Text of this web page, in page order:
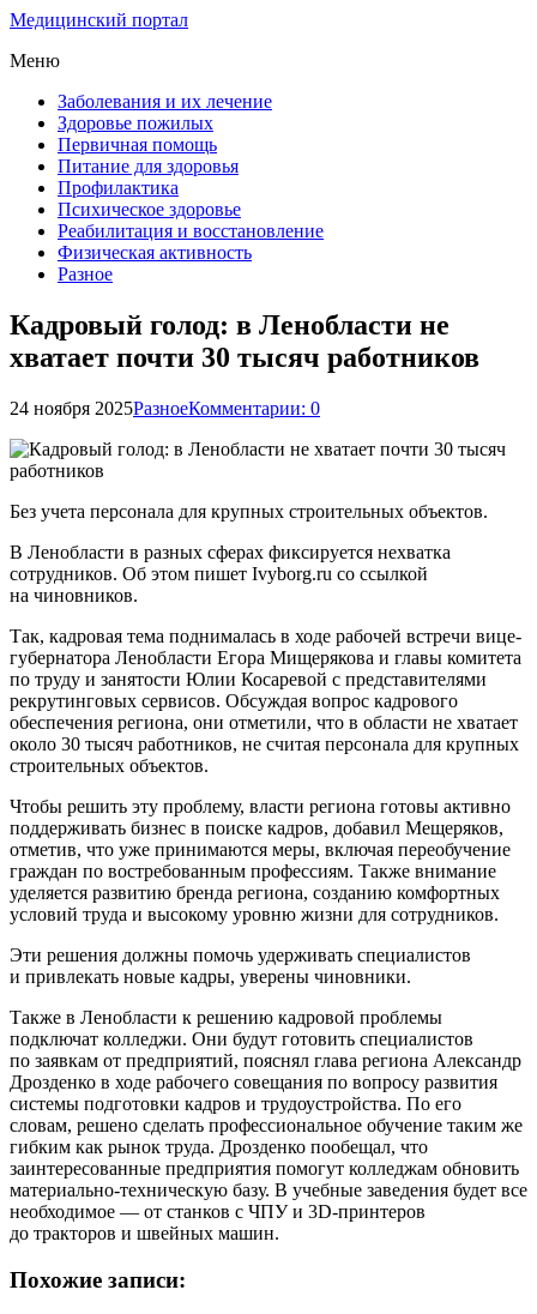
Медицинский портал
Меню
Заболевания и их лечение
Здоровье пожилых
Первичная помощь
Питание для здоровья
Профилактика
Психическое здоровье
Реабилитация и восстановление
Физическая активность
Разное
Кадровый голод: в Ленобласти не
хватает почти 30 тысяч работников
24 ноября 2025РазноеКомментарии: 0
Без учета персонала для крупных строительных объектов.
В Ленобласти в разных сферах фиксируется нехватка
сотрудников. Об этом пишет Ivyborg.ru со ссылкой
на чиновников.
Так, кадровая тема поднималась в ходе рабочей встречи вице-
губернатора Ленобласти Егора Мищерякова и главы комитета
по труду и занятости Юлии Косаревой с представителями
рекрутинговых сервисов. Обсуждая вопрос кадрового
обеспечения региона, они отметили, что в области не хватает
около 30 тысяч работников, не считая персонала для крупных
строительных объектов.
Чтобы решить эту проблему, власти региона готовы активно
поддерживать бизнес в поиске кадров, добавил Мещеряков,
отметив, что уже принимаются меры, включая переобучение
граждан по востребованным профессиям. Также внимание
уделяется развитию бренда региона, созданию комфортных
условий труда и высокому уровню жизни для сотрудников.
Эти решения должны помочь удерживать специалистов
и привлекать новые кадры, уверены чиновники.
Также в Ленобласти к решению кадровой проблемы
подключат колледжи. Они будут готовить специалистов
по заявкам от предприятий, пояснял глава региона Александр
Дрозденко в ходе рабочего совещания по вопросу развития
системы подготовки кадров и трудоустройства. По его
словам, решено сделать профессиональное обучение таким же
гибким как рынок труда. Дрозденко пообещал, что
заинтересованные предприятия помогут колледжам обновить
материально-техническую базу. В учебные заведения будет все
необходимое — от станков с ЧПУ и 3D-принтеров
до тракторов и швейных машин.
Похожие записи: